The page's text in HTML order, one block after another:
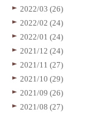
2022/03 (26)
2022/02 (24)
2022/01 (24)
2021/12 (24)
2021/11 (27)
2021/10 (29)
2021/09 (26)
2021/08 (27)